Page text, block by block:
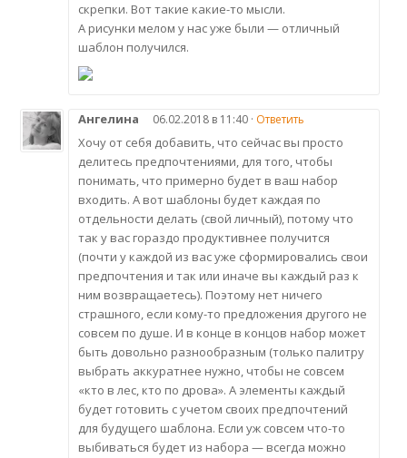
скрепки. Вот такие какие-то мысли.
А рисунки мелом у нас уже были — отличный
шаблон получился.
Ангелина 06.02.2018 в 11:40 · Ответить
Хочу от себя добавить, что сейчас вы просто
делитесь предпочтениями, для того, чтобы
понимать, что примерно будет в ваш набор
входить. А вот шаблоны будет каждая по
отдельности делать (свой личный), потому что
так у вас гораздо продуктивнее получится
(почти у каждой из вас уже сформировались свои
предпочтения и так или иначе вы каждый раз к
ним возвращаетесь). Поэтому нет ничего
страшного, если кому-то предложения другого не
совсем по душе. И в конце в концов набор может
быть довольно разнообразным (только палитру
выбрать аккуратнее нужно, чтобы не совсем
«кто в лес, кто по дрова». А элементы каждый
будет готовить с учетом своих предпочтений
для будущего шаблона. Если уж совсем что-то
выбиваться будет из набора — всегда можно